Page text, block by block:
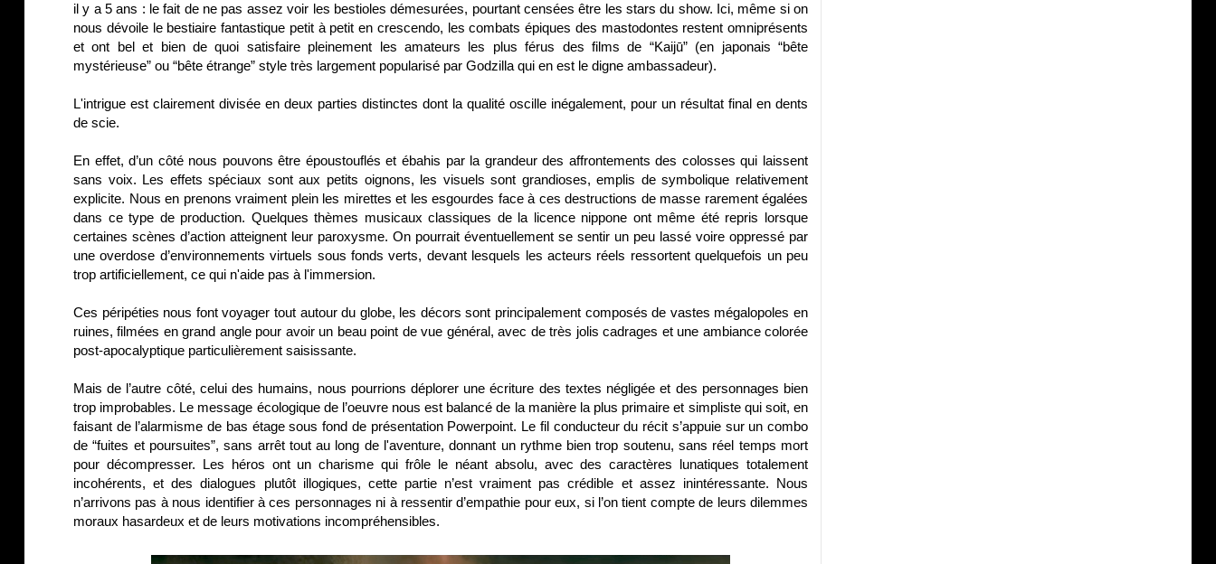
il y a 5 ans : le fait de ne pas assez voir les bestioles démesurées, pourtant censées être les stars du show. Ici, même si on
nous dévoile le bestiaire fantastique petit à petit en crescendo, les combats épiques des mastodontes restent omniprésents
et ont bel et bien de quoi satisfaire pleinement les amateurs les plus férus des films de “Kaijū” (en japonais “bête
mystérieuse” ou “bête étrange” style très largement popularisé par Godzilla qui en est le digne ambassadeur).
L'intrigue est clairement divisée en deux parties distinctes dont la qualité oscille inégalement, pour un résultat final en dents
de scie.
En effet, d’un côté nous pouvons être époustouflés et ébahis par la grandeur des affrontements des colosses qui laissent
sans voix. Les effets spéciaux sont aux petits oignons, les visuels sont grandioses, emplis de symbolique relativement
explicite. Nous en prenons vraiment plein les mirettes et les esgourdes face à ces destructions de masse rarement égalées
dans ce type de production. Quelques thèmes musicaux classiques de la licence nippone ont même été repris lorsque
certaines scènes d’action atteignent leur paroxysme. On pourrait éventuellement se sentir un peu lassé voire oppressé par
une overdose d’environnements virtuels sous fonds verts, devant lesquels les acteurs réels ressortent quelquefois un peu
trop artificiellement, ce qui n'aide pas à l'immersion.
Ces péripéties nous font voyager tout autour du globe, les décors sont principalement composés de vastes mégalopoles en
ruines, filmées en grand angle pour avoir un beau point de vue général, avec de très jolis cadrages et une ambiance colorée
post-apocalyptique particulièrement saisissante.
Mais de l’autre côté, celui des humains, nous pourrions déplorer une écriture des textes négligée et des personnages bien
trop improbables. Le message écologique de l’oeuvre nous est balancé de la manière la plus primaire et simpliste qui soit, en
faisant de l’alarmisme de bas étage sous fond de présentation Powerpoint. Le fil conducteur du récit s’appuie sur un combo
de “fuites et poursuites”, sans arrêt tout au long de l'aventure, donnant un rythme bien trop soutenu, sans réel temps mort
pour décompresser. Les héros ont un charisme qui frôle le néant absolu, avec des caractères lunatiques totalement
incohérents, et des dialogues plutôt illogiques, cette partie n’est vraiment pas crédible et assez inintéressante. Nous
n’arrivons pas à nous identifier à ces personnages ni à ressentir d’empathie pour eux, si l’on tient compte de leurs dilemmes
moraux hasardeux et de leurs motivations incompréhensibles.